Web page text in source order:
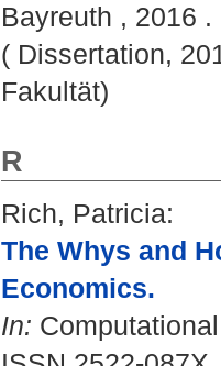
Bayreuth , 2016
( Dissertation,
Fakultät)
R
Rich, Patricia:
The Whys and
Economics.
In: